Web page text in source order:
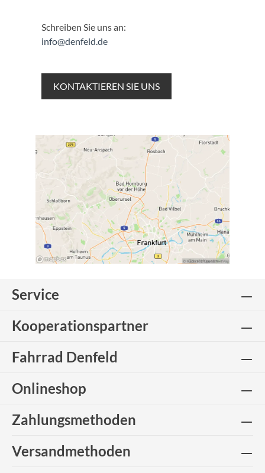
Schreiben Sie uns an:
info@denfeld.de
KONTAKTIEREN SIE UNS
Service
Kooperationspartner
Fahrrad Denfeld
Onlineshop
Zahlungsmethoden
Versandmethoden